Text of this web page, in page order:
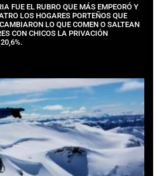
FUE EL RUBRO QUE MÁS EMPEORÓ Y
LOS HOGARES PORTEÑOS QUE
LO QUE COMEN O SALTEAN
CON CHICOS LA PRIVACIÓN